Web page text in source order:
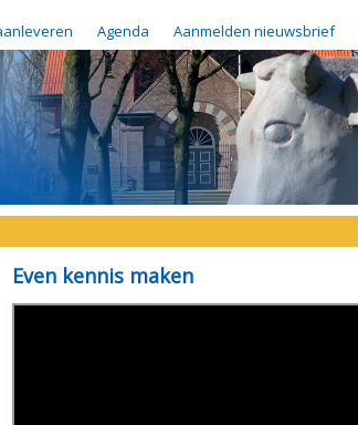
Agenda Aanmelden nieuwsbrief
Even kennis maken